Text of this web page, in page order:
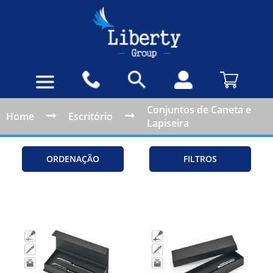
Home Escritório
Conjuntos de Caneta e
Lapiseira
ORDENAÇÃO FILTROS